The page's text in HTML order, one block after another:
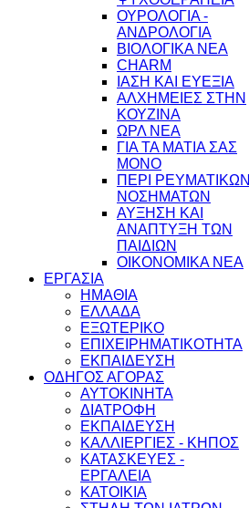
ΟΥΡΟΛΟΓΙΑ -
ΑΝΔΡΟΛΟΓΙΑ
ΒΙΟΛΟΓΙΚΑ ΝΕΑ
CHARM
ΙΑΣΗ ΚΑΙ ΕΥΕΞΙΑ
ΑΛΧΗΜΕΙΕΣ ΣΤΗΝ
ΚΟΥΖΙΝΑ
ΩΡΛ ΝEA
ΓΙΑ ΤΑ ΜΑΤΙΑ ΣΑΣ
ΜΟΝΟ
ΠΕΡΙ ΡΕΥΜΑΤΙΚΩΝ
ΝΟΣΗΜΑΤΩΝ
ΑΥΞΗΣΗ ΚΑΙ
ΑΝΑΠΤΥΞΗ ΤΩΝ
ΠΑΙΔΙΩΝ
ΟΙΚΟΝΟΜΙΚΑ ΝΕΑ
ΕΡΓΑΣΙΑ
ΗΜΑΘΙΑ
ΕΛΛΑΔΑ
ΕΞΩΤΕΡΙΚΟ
ΕΠΙΧΕΙΡΗΜΑΤΙΚΟΤΗΤΑ
ΕΚΠΑΙΔΕΥΣΗ
ΟΔΗΓΟΣ ΑΓΟΡΑΣ
ΑΥΤΟΚΙΝΗΤΑ
ΔΙΑΤΡΟΦΗ
ΕΚΠΑΙΔΕΥΣΗ
ΚΑΛΛΙΕΡΓΙΕΣ - ΚΗΠΟΣ
ΚΑΤΑΣΚΕΥΕΣ -
ΕΡΓΑΛΕΙΑ
ΚΑΤΟΙΚΙΑ